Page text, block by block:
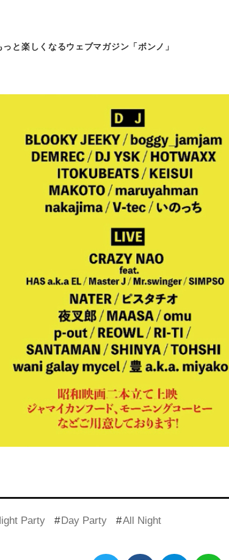
っと楽しくなるウェブマガジン「ボンノ」
Party Day Party All Night